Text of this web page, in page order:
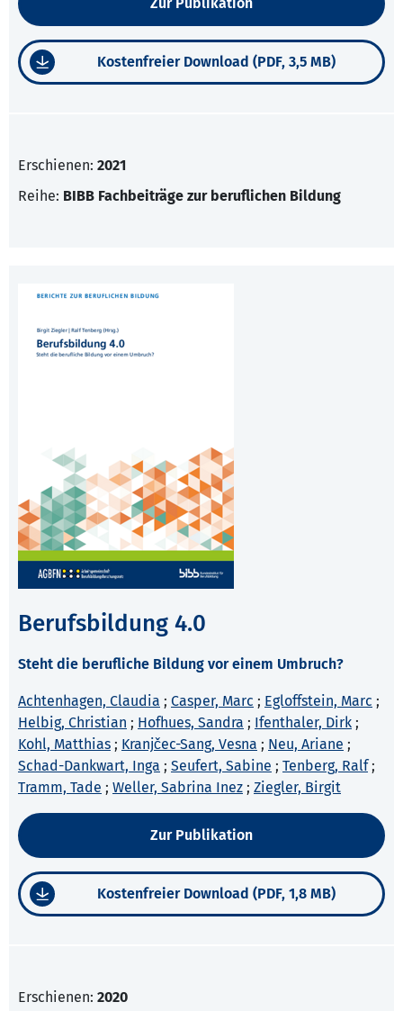
Kostenfreier Download (PDF, 3,5 MB)
Erschienen: 2021
Reihe: BIBB Fachbeiträge zur beruflichen Bildung
Berufsbildung 4.0
Steht die berufliche Bildung vor einem Umbruch?
Achtenhagen, Claudia ; Casper, Marc ; Egloffstein, Marc ;
Helbig, Christian ; Hofhues, Sandra ; Ifenthaler, Dirk ;
Kohl, Matthias ; Kranjčec-Sang, Vesna ; Neu, Ariane ;
Schad-Dankwart, Inga ; Seufert, Sabine ; Tenberg, Ralf;
Tramm, Tade ; Weller, Sabrina Inez ; Ziegler, Birgit
Zur Publikation
Kostenfreier Download (PDF, 1,8 MB)
Erschienen: 2020